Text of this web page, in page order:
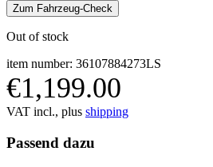
Zum Fahrzeug-Check
Out of stock
item number: 36107884273LS
€1,199.00
VAT incl., plus shipping
Passend dazu